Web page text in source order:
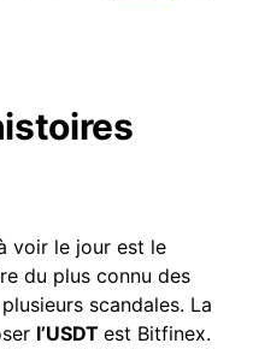
voir le jour est le
du plus connu des
scandales. La
l’USDT est Bitfinex.